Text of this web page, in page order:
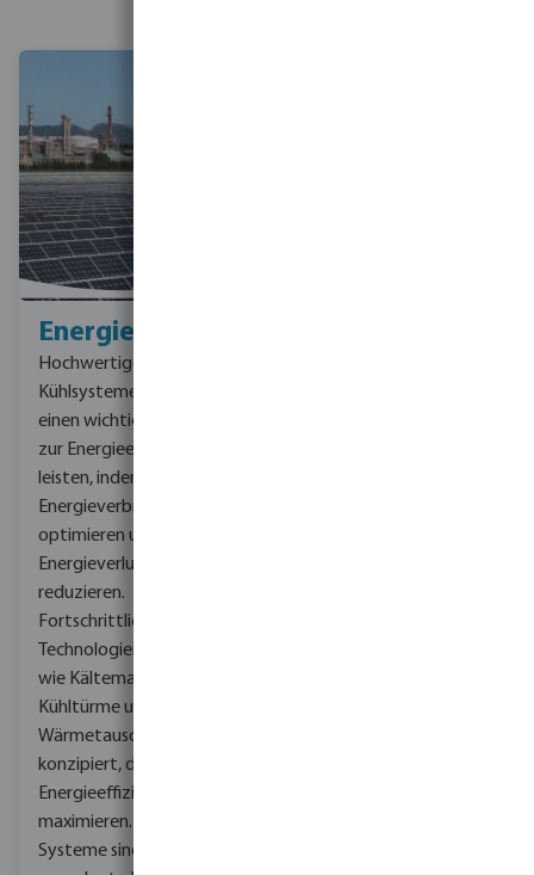
Energieeinsparungen
Hochwertige industrielle
Kühlsysteme können
einen wichtigen Beitrag
zur Energieeinsparung
leisten, indem sie den
Energieverbrauch
optimieren und
Energieverluste
reduzieren.
Fortschrittliche
Technologien und Geräte
wie Kältemaschinen,
Kühltürme und
Wärmetauscher sind so
konzipiert, dass sie die
Energieeffizienz
maximieren. Diese
Systeme sind so